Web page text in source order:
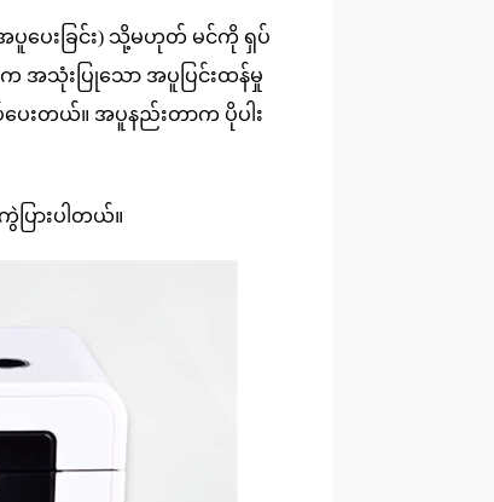
ပေးခြင်း) သို့မဟုတ် မင်ကို ရှပ်
အသုံးပြုသော အပူပြင်းထန်မှု
ေးတယ်။ အပူနည်းတာက ပိုပါး
ြားပါတယ်။